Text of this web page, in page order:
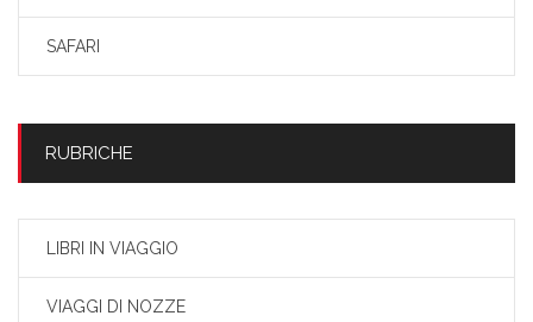
SAFARI
RUBRICHE
LIBRI IN VIAGGIO
VIAGGI DI NOZZE